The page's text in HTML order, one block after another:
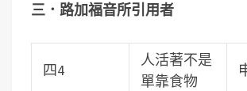
三．路加福音所引用者
四4
人活著不是
單靠食物